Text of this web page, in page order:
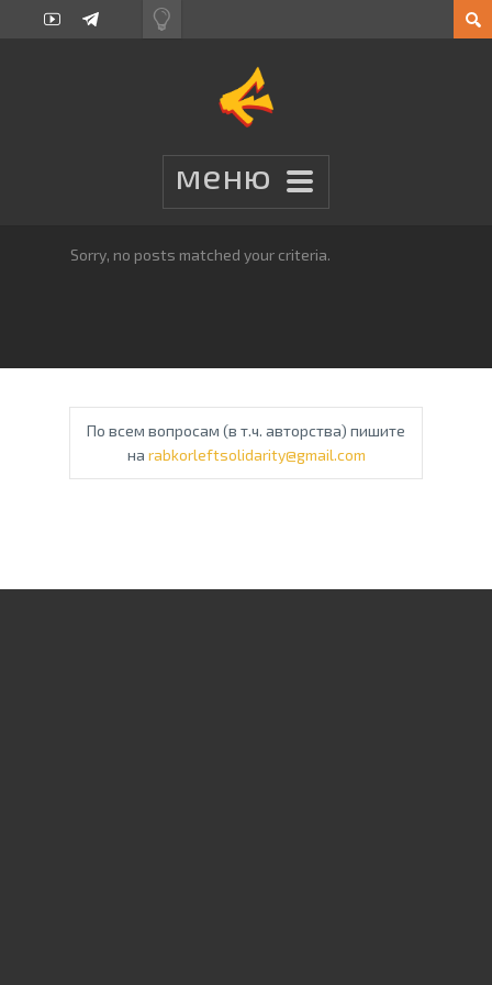
Sorry, no posts matched your criteria.
По всем вопросам (в т.ч. авторства) пишите
на rabkorleftsolidarity@gmail.com